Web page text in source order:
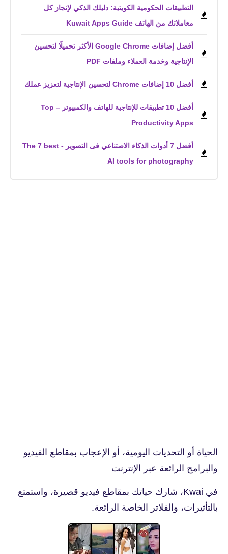
التطبيقات الحكومية الكويتية: دليلك الذكي لإنجاز كل
معاملاتك من الهاتف Kuwait Apps Guide
أفضل إضافات Google Chrome الأكثر تحميلًا لتحسين
الإنتاجية وخدمة العملاء وملفات PDF
أفضل 10 إضافات Chrome لتحسين الإنتاجية لتعزيز عملك
أفضل 10 تطبيقات للإنتاجية للهاتف والكمبيوتر – Top
Productivity Apps
أفضل 7 أدوات الذكاء الاصتناعي فى التصوير - The 7 best
AI tools for photography
الحياة أو التحديات اليومية، أو الإعجاب بمقاطع الفيديو
والبرامج الرائعة عبر الإنترنت
في Kwai، شارك حياتك بمقاطع فيديو قصيرة، واستمتع
بالتأثيرات، والفلاتر الخاصة الرائعة.